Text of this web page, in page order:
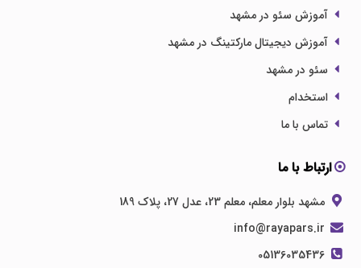
آموزش سئو در مشهد
آموزش دیجیتال مارکتینگ در مشهد
سئو در مشهد
استخدام
تماس با ما
ارتباط با ما
مشهد بلوار معلم، معلم 23، عدل 27، پلاک 189
05136035436